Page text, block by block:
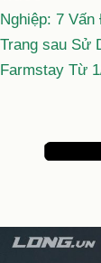
Nghiệp: 7
Bài
tiếp
Trang sau Sử
Farmstay Từ